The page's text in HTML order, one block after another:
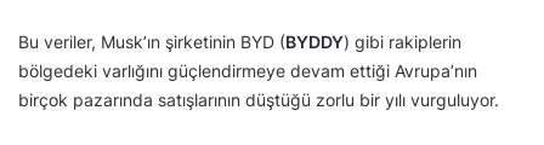
Bu veriler, Musk’ın şirketinin BYD (BYDDY) gibi rakiplerin
bölgedeki varlığını güçlendirmeye devam ettiği Avrupa’nın
birçok pazarında satışlarının düştüğü zorlu bir yılı vurguluyor.